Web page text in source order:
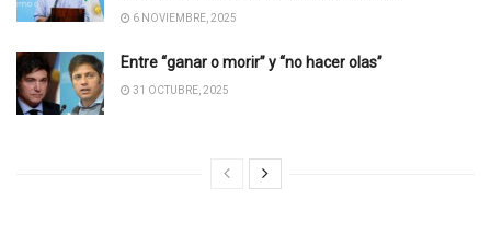
6 NOVIEMBRE, 2025
Entre “ganar o morir” y “no hacer olas”
31 OCTUBRE, 2025